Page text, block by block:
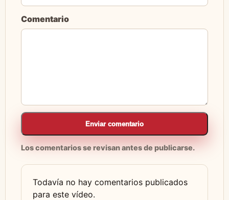
Comentario
Enviar comentario
Los comentarios se revisan antes de publicarse.
Todavía no hay comentarios publicados
para este vídeo.